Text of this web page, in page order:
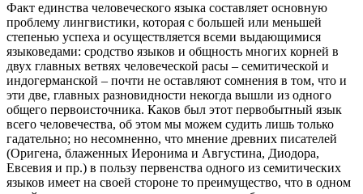
Факт единства человеческого языка составляет основную
проблему лингвистики, которая с большей или меньшей
степенью успеха и осуществляется всеми выдающимися
языковедами: сродство языков и общность многих корней в
двух главных ветвях человеческой расы – семитической и
индогерманской – почти не оставляют сомнения в том, что и
эти две, главных разновидности некогда вышли из одного
общего первоисточника. Каков был этот первобытный язык
всего человечества, об этом мы можем судить лишь только
гадательно; но несомненно, что мнение древних писателей
(Оригена, блаженных Иеронима и Августина, Диодора,
Евсевия и пр.) в пользу первенства одного из семитических
языков имеет на своей стороне то преимущество, что в одном